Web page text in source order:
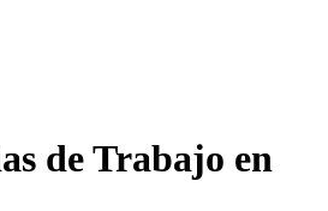
de Trabajo en